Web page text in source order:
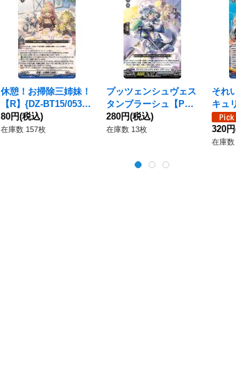
休憩！お掃除三姉妹！
【R】{DZ-BT15/053}
《ブラントゲート》
80円(税込)
在庫数 157枚
プッツェンシュヴェス
タンブラーシュ【P
R】{D-PR/1529}《ブ
ラントゲート》
280円(税込)
在庫数 13枚
それ
キュ
R】
《ブ
320円
在庫数